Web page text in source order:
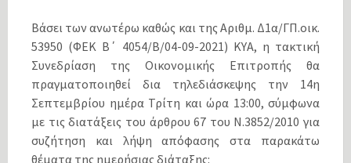
Βάσει των ανωτέρω καθώς και της Αριθμ. Δ1α/ΓΠ.οικ.
53950 (ΦΕΚ Β΄ 4054/Β/04-09-2021) ΚΥΑ, η τακτική
Συνεδρίαση της Οικονομικής Επιτροπής θα
πραγματοποιηθεί δια τηλεδιάσκεψης την 14η
Σεπτεμβρίου ημέρα Τρίτη και ώρα 13:00, σύμφωνα
με τις διατάξεις του άρθρου 67 του Ν.3852/2010 για
συζήτηση και λήψη απόφασης στα παρακάτω
θέματα της ημερήσιας διάταξης: